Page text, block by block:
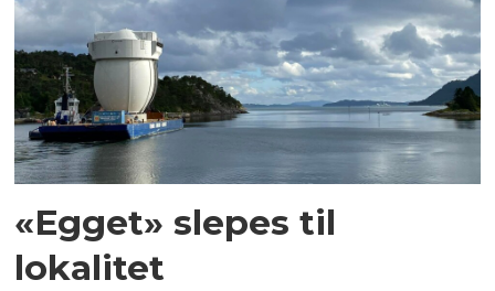
«Egget» slepes til
lokalitet